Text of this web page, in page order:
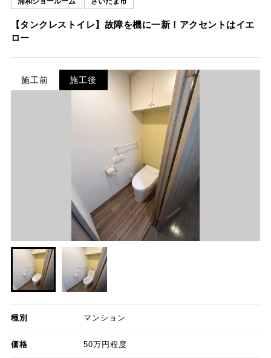
【タンクレストイレ】故障を機に一新！アクセントはイエ
ロー
施工前 施工後
種別 マンション
価格 50万円程度